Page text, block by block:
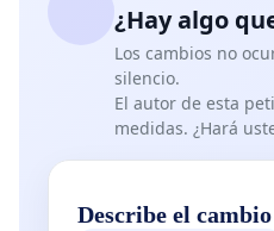
¿Hay algo
Los cambios no
silencio.
El autor de esta
medidas. ¿Hará
Describe el